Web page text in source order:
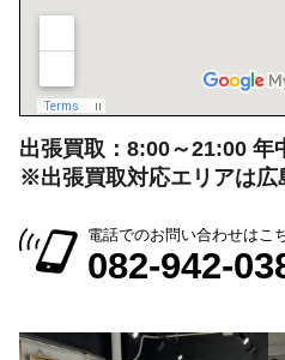
営業時間：10:00～19:00
※出張買取対応エリアは広